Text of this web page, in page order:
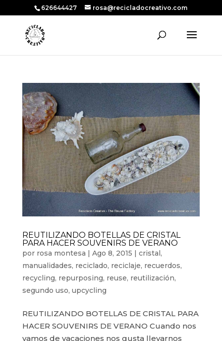
626644427 rosa@recicladocreativo.com
REUTILIZANDO BOTELLAS DE CRISTAL
PARA HACER SOUVENIRS DE VERANO
por rosa montesa | Ago 8, 2015 | cristal,
manualidades, reciclado, reciclaje, recuerdos,
recycling, repurposing, reuse, reutilización,
segundo uso, upcycling
REUTILIZANDO BOTELLAS DE CRISTAL PARA
HACER SOUVENIRS DE VERANO Cuando nos
vamos de vacaciones nos gusta llevarnos